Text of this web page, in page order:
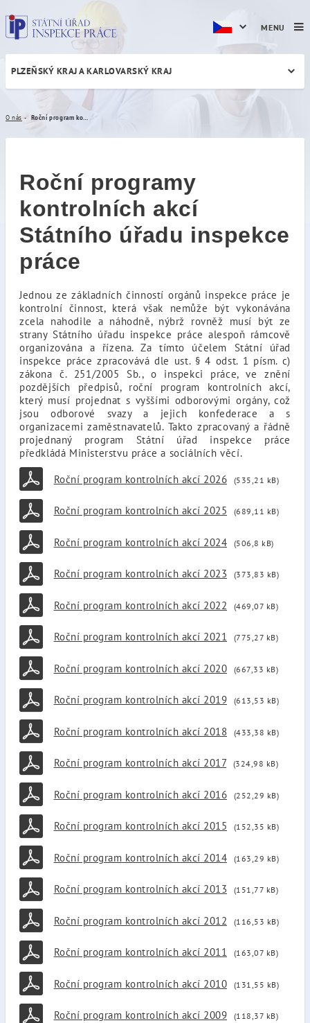
Roční program kontrolních
PLZEŇSKÝ KRAJ A KARLOVARSKÝ KRAJ
O nás
Roční programy
kontrolních akcí
Státního úřadu inspekce
práce
Jednou ze základních činností orgánů inspekce práce je
kontrolní činnost, která však nemůže být vykonávána
zcela nahodile a náhodně, nýbrž rovněž musí být ze
strany Státního úřadu inspekce práce alespoň rámcově
organizována a řízena. Za tímto účelem Státní úřad
inspekce práce zpracovává dle ust. § 4 odst. 1 písm. c)
zákona č. 251/2005 Sb., o inspekci práce, ve znění
pozdějších předpisů, roční program kontrolních akcí,
který musí projednat s vyššími odborovými orgány, což
jsou odborové svazy a jejich konfederace a s
organizacemi zaměstnavatelů. Takto zpracovaný a řádně
projednaný program Státní úřad inspekce práce
předkládá Ministerstvu práce a sociálních věcí.
Roční program kontrolních akcí 2026
(535,21 kB)
Roční program kontrolních akcí 2025 (689,11 kB)
Roční program kontrolních akcí 2024 (506,8 kB)
Roční program kontrolních akcí 2023 (373,83 kB)
Roční program kontrolních akcí 2022 (469,07 kB)
Roční program kontrolních akcí 2021 (775,27 kB)
Roční program kontrolních akcí 2020 (667,33 kB)
Roční program kontrolních akcí 2019 (613,53 kB)
Roční program kontrolních akcí 2018 (433,38 kB)
Roční program kontrolních akcí 2017 (324,98 kB)
Roční program kontrolních akcí 2016 (252,29 kB)
Roční program kontrolních akcí 2015 (152,35 kB)
Roční program kontrolních akcí 2014 (163,29 kB)
Roční program kontrolních akcí 2013 (151,77 kB)
Roční program kontrolních akcí 2012 (116,53 kB)
Roční program kontrolních akcí 2011 (163,07 kB)
Roční program kontrolních akcí 2010 (131,55 kB)
Roční program kontrolních akcí 2009 (118,37 kB)
MENU